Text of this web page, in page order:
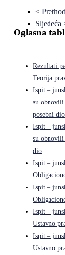
<
Sljedeća
Oglasna
Rezultati
Teorija
Ispit –
su obnovili
posebni dio
Ispit –
su obnovili
dio
Ispit –
Ispit –
Ispit –
Ustavno
Ispit –
Ustavno